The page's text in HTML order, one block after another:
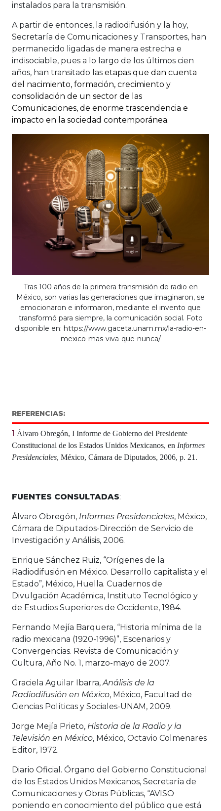
instalados para la transmisión.
A partir de entonces, la radiodifusión y la hoy,
Secretaría de Comunicaciones y Transportes, han
permanecido ligadas de manera estrecha e
indisociable, pues a lo largo de los últimos cien
años, han transitado las etapas que dan cuenta
del nacimiento, formación, crecimiento y
consolidación de un sector de las
Comunicaciones, de enorme trascendencia e
impacto en la sociedad contemporánea.
Tras 100 años de la primera transmisión de radio en
México, son varias las generaciones que imaginaron, se
emocionaron e informaron, mediante el invento que
transformó para siempre, la comunicación social. Foto
disponible en: https://www.gaceta.unam.mx/la-radio-en-
mexico-mas-viva-que-nunca/
REFERENCIAS:
1 Álvaro Obregón, I Informe de Gobierno del Presidente
Constitucional de los Estados Unidos Mexicanos, en Informes
Presidenciales, México, Cámara de Diputados, 2006, p. 21.
FUENTES CONSULTADAS:
Álvaro Obregón, Informes Presidenciales, México,
Cámara de Diputados-Dirección de Servicio de
Investigación y Análisis, 2006.
Enrique Sánchez Ruiz, “Orígenes de la
Radiodifusión en México. Desarrollo capitalista y el
Estado”, México, Huella. Cuadernos de
Divulgación Académica, Instituto Tecnológico y
de Estudios Superiores de Occidente, 1984.
Fernando Mejía Barquera, “Historia mínima de la
radio mexicana (1920-1996)”, Escenarios y
Convergencias. Revista de Comunicación y
Cultura, Año No. 1, marzo-mayo de 2007.
Graciela Aguilar Ibarra,Análisis de la
Radiodifusión en México, México, Facultad de
Ciencias Políticas y Sociales-UNAM, 2009.
Jorge Mejía Prieto, Historia de la Radio y la
Televisión en México, México, Octavio Colmenares
Editor, 1972.
Diario Oficial. Órgano del Gobierno Constitucional
de los Estados Unidos Mexicanos, Secretaría de
Comunicaciones y Obras Públicas, “AVISO
poniendo en conocimiento del público que está